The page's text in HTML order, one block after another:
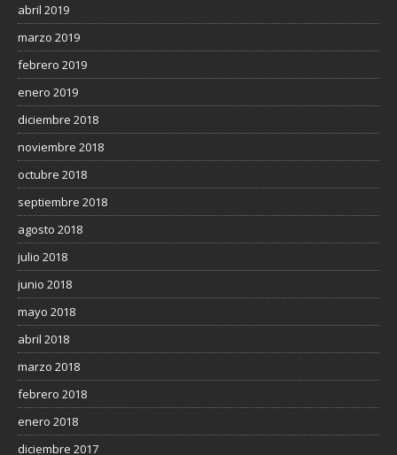
abril 2019
marzo 2019
febrero 2019
enero 2019
diciembre 2018
noviembre 2018
octubre 2018
septiembre 2018
agosto 2018
julio 2018
junio 2018
mayo 2018
abril 2018
marzo 2018
febrero 2018
enero 2018
diciembre 2017